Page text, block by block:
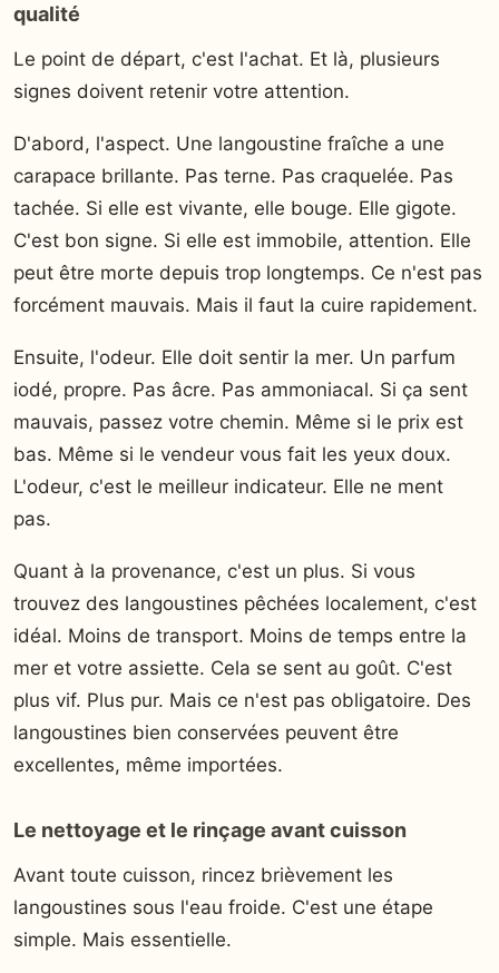
qualité
Le point de départ, c'est l'achat. Et là, plusieurs
signes doivent retenir votre attention.
D'abord, l'aspect. Une langoustine fraîche a une
carapace brillante. Pas terne. Pas craquelée. Pas
tachée. Si elle est vivante, elle bouge. Elle gigote.
C'est bon signe. Si elle est immobile, attention. Elle
peut être morte depuis trop longtemps. Ce n'est pas
forcément mauvais. Mais il faut la cuire rapidement.
Ensuite, l'odeur. Elle doit sentir la mer. Un parfum
iodé, propre. Pas âcre. Pas ammoniacal. Si ça sent
mauvais, passez votre chemin. Même si le prix est
bas. Même si le vendeur vous fait les yeux doux.
L'odeur, c'est le meilleur indicateur. Elle ne ment
pas.
Quant à la provenance, c'est un plus. Si vous
trouvez des langoustines pêchées localement, c'est
idéal. Moins de transport. Moins de temps entre la
mer et votre assiette. Cela se sent au goût. C'est
plus vif. Plus pur. Mais ce n'est pas obligatoire. Des
langoustines bien conservées peuvent être
excellentes, même importées.
Le nettoyage et le rinçage avant cuisson
Avant toute cuisson, rincez brièvement les
langoustines sous l'eau froide. C'est une étape
simple. Mais essentielle.